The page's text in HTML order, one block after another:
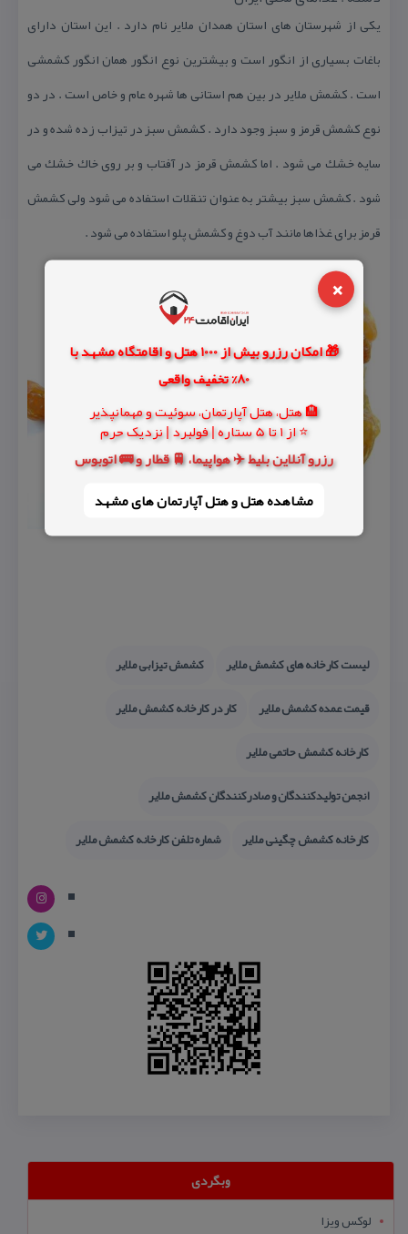
×
🎁 امکان رزرو بیش از 1000 هتل و اقامتگاه مشهد با
80% تخفیف واقعی
🏨 هتل، هتل آپارتمان، سوئیت و مهمانپذیر
⭐ از 1 تا 5 ستاره | فولبرد | نزدیک حرم
رزرو آنلاین بلیط ✈️ هواپیما، 🚆 قطار و 🚌 اتوبوس
مشاهده هتل و هتل‌ آپارتمان های مشهد
یكی از شهرستان های استان همدان ملایر نام دارد . این استان دارای
باغات بسیاری از انگور است و بیشترین نوع انگور همان انگور كشمشی
است . كشمش ملایر در بین هم استانی ها شهره عام و خاص است . در دو
نوع كشمش قرمز و سبز وجود دارد . كشمش سبز در تیزاب زده شده و در
سایه خشك می شود . اما كشمش قرمز در آفتاب و بر روی خاك خشك می
شود . كشمش سبز بیشتر به عنوان تنقلات استفاده می شود ولی كشمش
قرمز برای غذاها مانند آب دوغ و كشمش پلو استفاده می شود .
لیست كارخانه های كشمش ملایر
كشمش تیزابی ملایر
قیمت عمده كشمش ملایر
كار در كارخانه كشمش ملایر
كارخانه كشمش حاتمی ملایر
انجمن تولیدكنندگان و صادركنندگان كشمش ملایر
كارخانه كشمش چگینی ملایر
شماره تلفن كارخانه كشمش ملایر
وبگردی
لوکس ویزا